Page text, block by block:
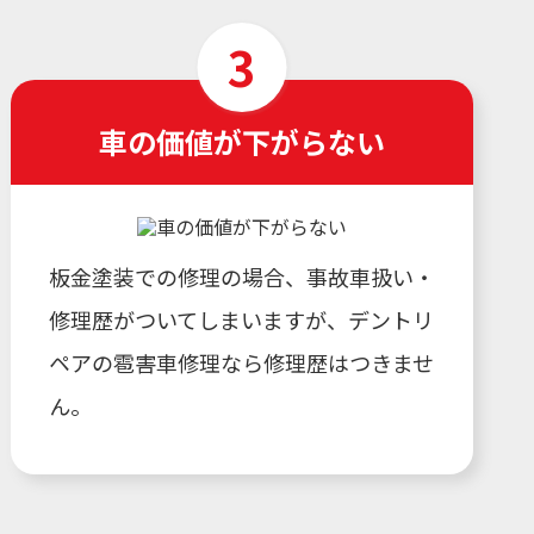
車の価値が下がらない
板金塗装での修理の場合、事故車扱い・
修理歴がついてしまいますが、デントリ
ペアの雹害車修理なら修理歴はつきませ
ん。